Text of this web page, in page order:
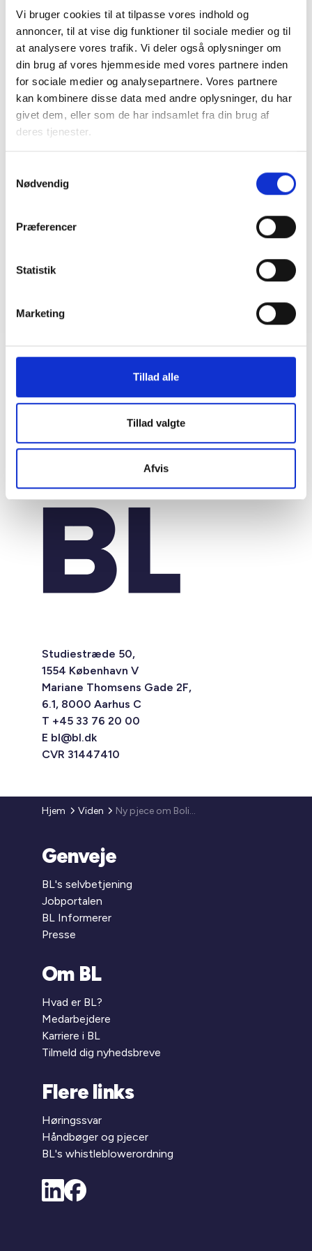
Vi bruger cookies til at tilpasse vores indhold og
annoncer, til at vise dig funktioner til sociale medier og til
at analysere vores trafik. Vi deler også oplysninger om
din brug af vores hjemmeside med vores partnere inden
for sociale medier og analysepartnere. Vores partnere
kan kombinere disse data med andre oplysninger, du har
givet dem, eller som de har indsamlet fra din brug af
deres tjenester.
Nødvendig
Præferencer
Statistik
Marketing
Tillad alle
Tillad valgte
Afvis
BL INFORMERER
Nye krav om fjernaflæste målere – alle
ejendomme skal være klar senest 1. januar
2027
08. juni 2026
Sundhedsreformens konsekvenser for
kommunale lejemål i almene ældre- og
20. marts 2026
Studiestræde 50,
1554 København V
Mariane Thomsens Gade 2F,
6.1, 8000 Aarhus C
T +45 33 76 20 00
E bl@bl.dk
CVR 31447410
Hjem Viden Ny pjece om Boligydelse og boligsikring 2011
Genveje
BL's selvbetjening
Jobportalen
BL Informerer
Presse
Om BL
Hvad er BL?
Medarbejdere
Karriere i BL
Tilmeld dig nyhedsbreve
Flere links
Høringssvar
Håndbøger og pjecer
BL's whistleblowerordning